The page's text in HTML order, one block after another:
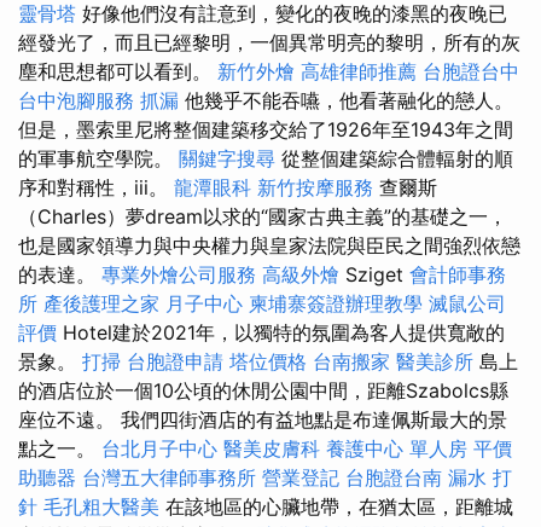
靈骨塔 好像他們沒有註意到，變化的夜晚的漆黑的夜晚已
經發光了，而且已經黎明，一個異常明亮的黎明，所有的灰
塵和思想都可以看到。 新竹外燴 高雄律師推薦 台胞證台中
台中泡腳服務 抓漏 他幾乎不能吞嚥，他看著融化的戀人。
但是，墨索里尼將整個建築移交給了1926年至1943年之間
的軍事航空學院。 關鍵字搜尋 從整個建築綜合體輻射的順
序和對稱性，iii。 龍潭眼科 新竹按摩服務 查爾斯
（Charles）夢dream以求的“國家古典主義”的基礎之一，
也是國家領導力與中央權力與皇家法院與臣民之間強烈依戀
的表達。 專業外燴公司服務 高級外燴 Sziget 會計師事務
所 產後護理之家 月子中心 柬埔寨簽證辦理教學 滅鼠公司
評價 Hotel建於2021年，以獨特的氛圍為客人提供寬敞的
景象。 打掃 台胞證申請 塔位價格 台南搬家 醫美診所 島上
的酒店位於一個10公頃的休閒公園中間，距離Szabolcs縣
座位不遠。 我們四街酒店的有益地點是布達佩斯最大的景
點之一。 台北月子中心 醫美皮膚科 養護中心 單人房 平價
助聽器 台灣五大律師事務所 營業登記 台胞證台南 漏水 打
針 毛孔粗大醫美 在該地區的心臟地帶，在猶太區，距離城